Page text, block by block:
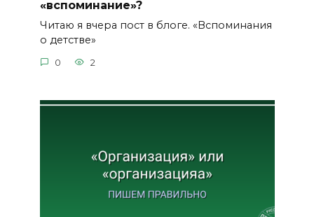
«вспоминание»?
Читаю я вчера пост в блоге. «Вспоминания
о детстве»
0 2